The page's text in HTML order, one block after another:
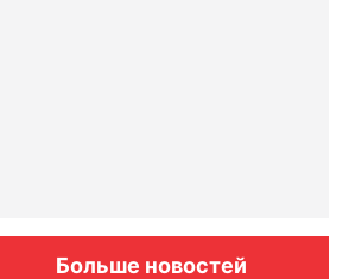
Больше новостей